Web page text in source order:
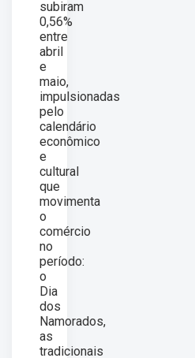
subiram
0,56%
entre
abril
e
maio,
impulsionadas
pelo
calendário
econômico
e
cultural
que
movimenta
o
comércio
no
período:
o
Dia
dos
Namorados,
as
tradicionais